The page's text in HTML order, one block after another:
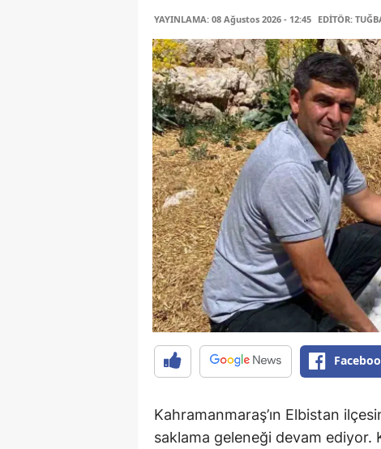
YAYINLAMA: 08 Ağustos 2026 - 12:45 EDİTÖR:
Kahramanmaraş’ın Elbistan
saklama geleneği devam ediyor.